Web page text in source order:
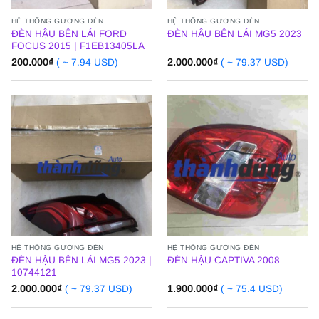
HỆ THỐNG GƯƠNG ĐÈN
ĐÈN HẬU BÊN LÁI FORD
FOCUS 2015 | F1EB13405LA
200.000₫ ( ~ 7.94 USD)
HỆ THỐNG GƯƠNG ĐÈN
ĐÈN HẬU BÊN LÁI MG5 2023
2.000.000₫ ( ~ 79.37 USD)
HỆ THỐNG GƯƠNG ĐÈN
ĐÈN HẬU BÊN LÁI MG5 2023 |
10744121
2.000.000₫ ( ~ 79.37 USD)
HỆ THỐNG GƯƠNG ĐÈN
ĐÈN HẬU CAPTIVA 2008
1.900.000₫ ( ~ 75.4 USD)